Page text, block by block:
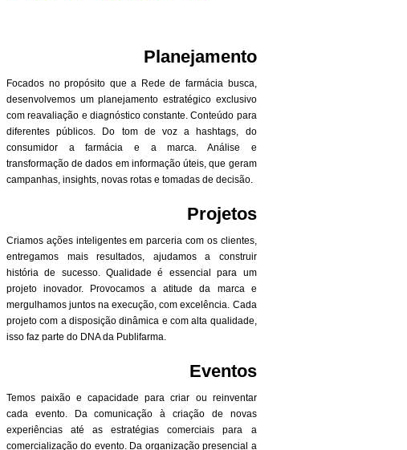
Planejamento
Focados no propósito que a Rede de farmácia busca,
desenvolvemos um planejamento estratégico exclusivo
com reavaliação e diagnóstico constante. Conteúdo para
diferentes públicos. Do tom de voz a hashtags, do
consumidor a farmácia e a marca. Análise e
transformação de dados em informação úteis, que geram
campanhas, insights, novas rotas e tomadas de decisão.
Projetos
Criamos ações inteligentes em parceria com os clientes,
entregamos mais resultados, ajudamos a construir
história de sucesso. Qualidade é essencial para um
projeto inovador. Provocamos a atitude da marca e
mergulhamos juntos na execução, com excelência. Cada
projeto com a disposição dinâmica e com alta qualidade,
isso faz parte do DNA da Publifarma.
Eventos
Temos paixão e capacidade para criar ou reinventar
cada evento. Da comunicação à criação de novas
experiências até as estratégias comerciais para a
comercialização do evento. Da organização presencial a